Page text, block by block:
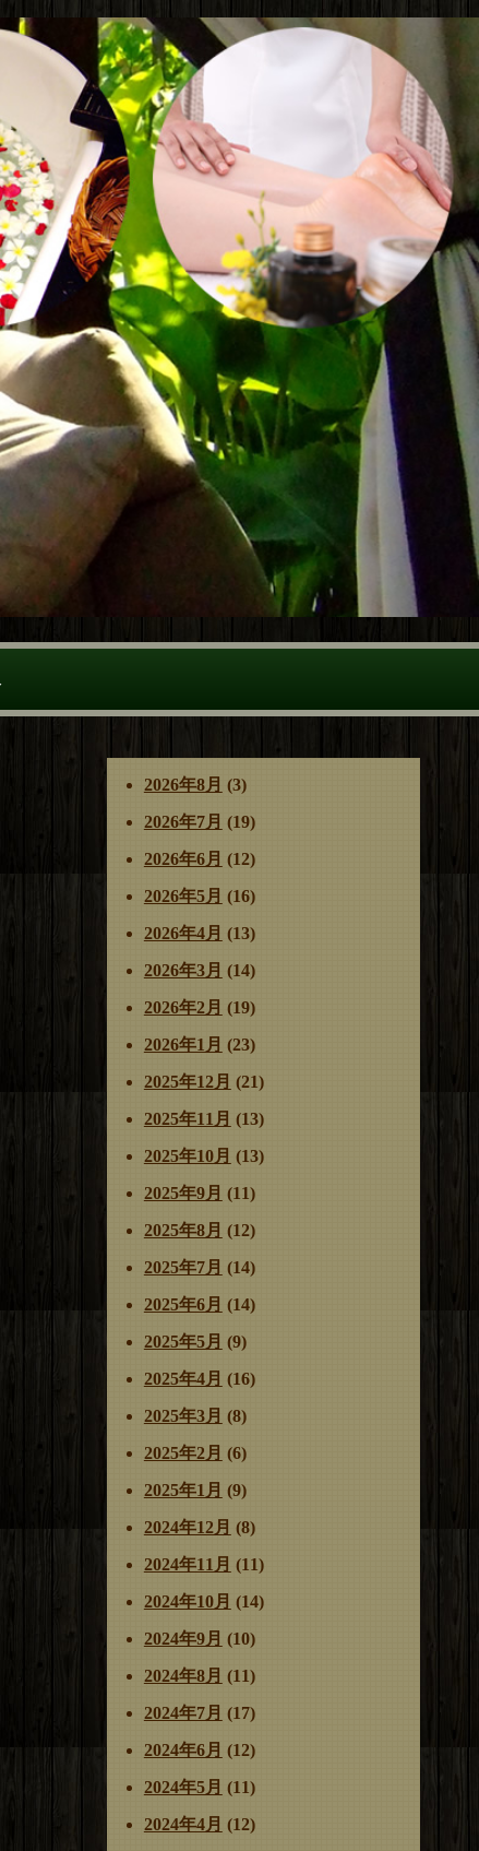
2026年8月 (3)
2026年7月 (19)
2026年6月 (12)
2026年5月 (16)
2026年4月 (13)
2026年3月 (14)
2026年2月 (19)
2026年1月 (23)
2025年12月 (21)
2025年11月 (13)
2025年10月 (13)
2025年9月 (11)
2025年8月 (12)
2025年7月 (14)
2025年6月 (14)
2025年5月 (9)
2025年4月 (16)
2025年3月 (8)
2025年2月 (6)
2025年1月 (9)
2024年12月 (8)
2024年11月 (11)
2024年10月 (14)
2024年9月 (10)
2024年8月 (11)
2024年7月 (17)
2024年6月 (12)
2024年5月 (11)
2024年4月 (12)